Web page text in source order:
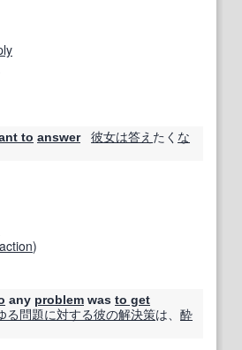
to answer 彼女は答え たく な
)
any problem was to get
る問題に対する彼の解決策は、 酔